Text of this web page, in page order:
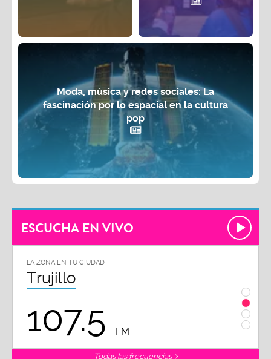
Moda, música y redes sociales: La
fascinación por lo espacial en la cultura
pop
ESCUCHA EN VIVO
LA ZONA EN TU CIUDAD
Trujillo
107.5 FM
Todas las frecuencias